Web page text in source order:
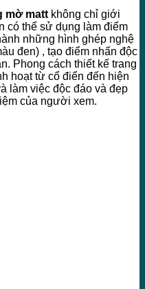
mờ mattkhông chỉ giới
có thể sử dụng làm điểm
những hình ghép nghệ
đen) , tạo điểm nhấn độc
Phong cách thiết kế trang
hoạt từ cổ điển đến hiện
làm việc độc đáo và đẹp
của người xem.